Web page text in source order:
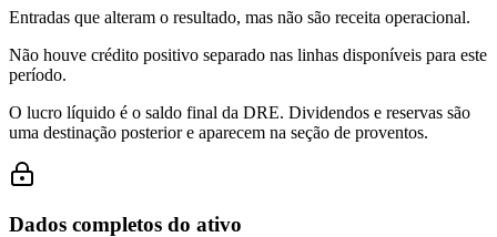
Entradas que alteram o resultado, mas não são receita operacional.
Não houve crédito positivo separado nas linhas disponíveis para este
período.
O lucro líquido é o saldo final da DRE. Dividendos e reservas são
uma destinação posterior e aparecem na seção de proventos.
Dados completos do ativo